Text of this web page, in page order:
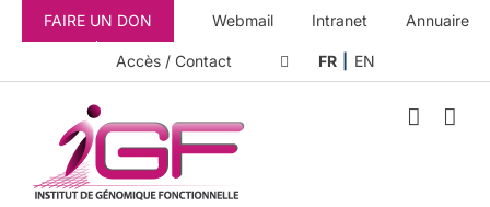
PasserFAIRE UN DON Webmail Intranet Annuaire
Accès / Contact FR EN